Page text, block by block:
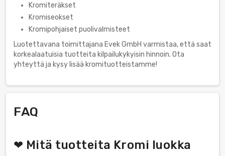
Kromiteräkset
Kromiseokset
Kromipohjaiset puolivalmisteet
Luotettavana toimittajana Evek GmbH varmistaa, että saat
korkealaatuisia tuotteita kilpailukykyisin hinnoin. Ota
yhteyttä ja kysy lisää kromituotteistamme!
FAQ
❤ Mitä tuotteita Kromi luokka